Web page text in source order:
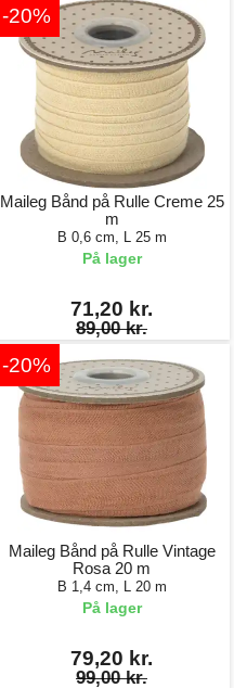
-20%
Maileg Bånd på Rulle Creme 25
m
B 0,6 cm, L 25 m
På lager
71,20 kr.
89,00 kr.
-20%
Maileg Bånd på Rulle Vintage
Rosa 20 m
B 1,4 cm, L 20 m
På lager
79,20 kr.
99,00 kr.